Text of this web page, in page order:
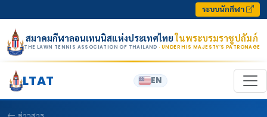
ระบบนักกีฬา
สมาคมกีฬาลอนเทนนิสแห่งประเทศไทยในพระบรมราชูปถัมภ์
THE LAWN TENNIS ASSOCIATION OF THAILAND · UNDER HIS MAJESTY’S PATRONAGE
LTAT EN